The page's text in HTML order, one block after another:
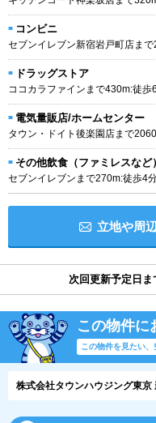
コンビニ
セブンイレブン新宿岩戸町店ま
ドラッグストア
ココカラファインまで430m:徒歩
電気量販店/ホームセンター
タウン・ドイト後楽園店まで
その他飲食（ファミレスなど）
セブンイレブンまで270m:徒歩4
立地や周
次回更新予定日ま
この物件に
この物件を見たい
株式会社タウンハウジング東京